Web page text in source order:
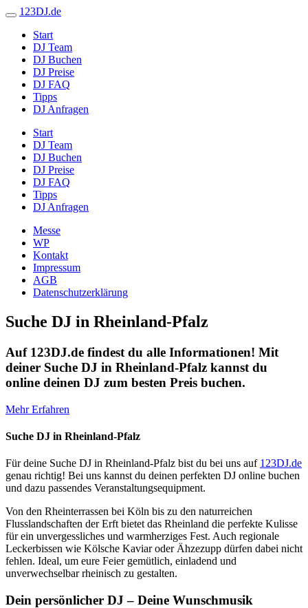
123DJ.de
Start
DJ Team
DJ Buchen
DJ Preise
DJ FAQ
Tipps
DJ Anfragen
Start
DJ Team
DJ Buchen
DJ Preise
DJ FAQ
Tipps
DJ Anfragen
Messe
WP
Kontakt
Impressum
AGB
Datenschutzerklärung
Suche DJ in Rheinland-Pfalz
Auf 123DJ.de findest du alle Informationen! Mit
deiner Suche DJ in Rheinland-Pfalz kannst du
online deinen DJ zum besten Preis buchen.
Mehr Erfahren
Suche DJ in Rheinland-Pfalz
Für deine Suche DJ in Rheinland-Pfalz bist du bei uns auf 123DJ.de
genau richtig! Bei uns kannst du deinen perfekten DJ online buchen
und dazu passendes Veranstaltungsequipment.
Von den Rheinterrassen bei Köln bis zu den naturreichen
Flusslandschaften der Erft bietet das Rheinland die perfekte Kulisse
für ein unvergessliches und warmherziges Fest. Auch regionale
Leckerbissen wie Kölsche Kaviar oder Ähzezupp dürfen dabei nicht
fehlen. Ideal, um eure Feier gemütlich, einladend und
unverwechselbar rheinisch zu gestalten.
Dein persönlicher DJ – Deine Wunschmusik